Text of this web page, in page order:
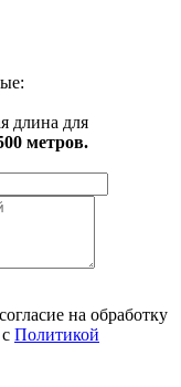
длина для
метров.
на обработку
Политикой